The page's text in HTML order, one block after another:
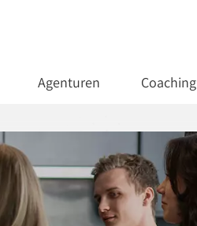
Agenturen Coaching